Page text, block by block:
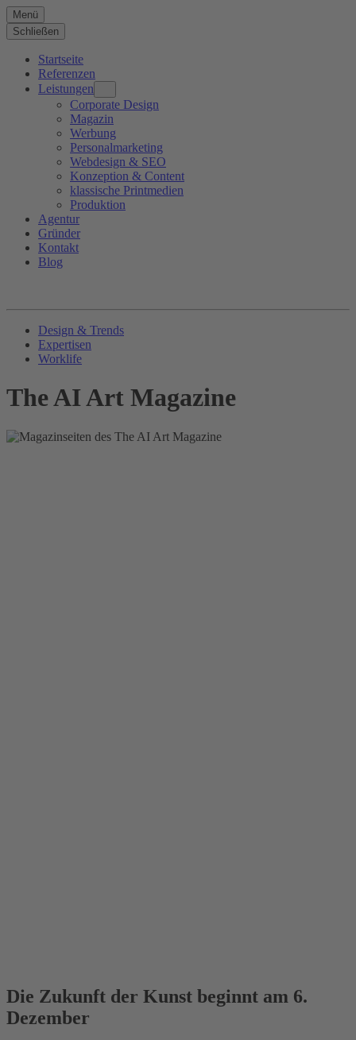
Menü
Schließen
Startseite
Referenzen
Leistungen
Corporate Design
Magazin
Werbung
Personalmarketing
Webdesign & SEO
Konzeption & Content
klassische Printmedien
Produktion
Agentur
Gründer
Kontakt
Blog
Design & Trends
Expertisen
Worklife
The AI Art Magazine
Die Zukunft der Kunst beginnt am 6.
Dezember